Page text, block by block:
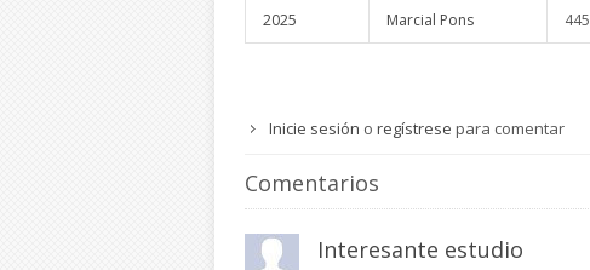
2025 Marcial Pons 445
Inicie sesión o regístrese para comentar
Comentarios
Interesante estudio